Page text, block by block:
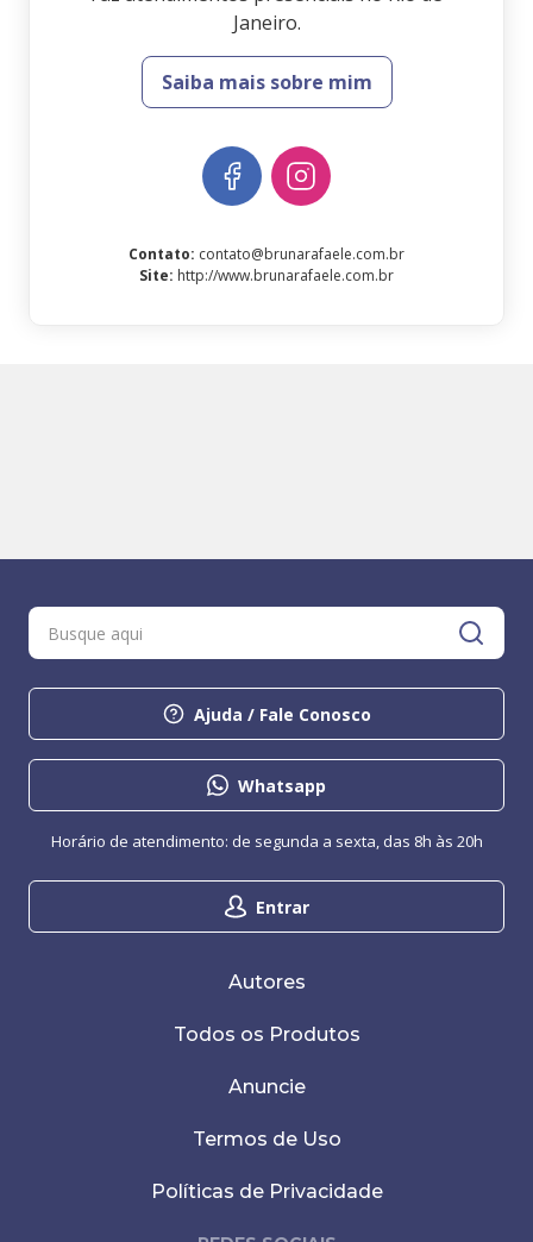
Janeiro.
Saiba mais sobre mim
Contato: contato@brunarafaele.com.br
Site: http://www.brunarafaele.com.br
Ajuda / Fale Conosco
Whatsapp
Entrar
Horário de atendimento: de segunda a sexta, das 8h às 20h
Autores
Todos os Produtos
Anuncie
Termos de Uso
Políticas de Privacidade